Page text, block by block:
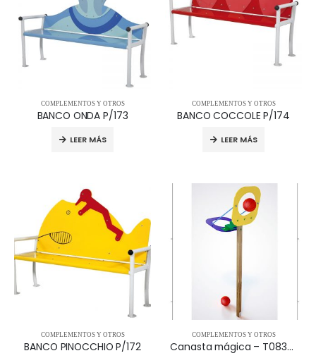
COMPLEMENTOS Y OTROS
BANCO ONDA P/173
LEER MÁS
COMPLEMENTOS Y OTROS
BANCO COCCOLE P/174
LEER MÁS
COMPLEMENTOS Y OTROS
BANCO PINOCCHIO P/172
COMPLEMENTOS Y OTROS
Canasta mágica – T0830-16